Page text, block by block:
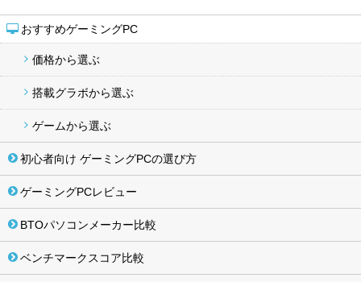
おすすめゲーミングPC
価格から選ぶ
搭載グラボから選ぶ
ゲームから選ぶ
初心者向け ゲーミングPCの選び方
ゲーミングPCレビュー
BTOパソコンメーカー比較
ベンチマークスコア比較